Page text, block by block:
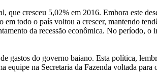
cresceu 5,02% em 2016. Embora este
todo o país voltou a crescer, mantendo
da recessão econômica. No período,
gastos do governo baiano. Esta política,
na Secretaria da Fazenda voltada para